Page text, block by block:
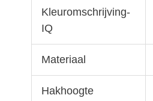
Kleuromschrijving-
IQ
Materiaal
Hakhoogte